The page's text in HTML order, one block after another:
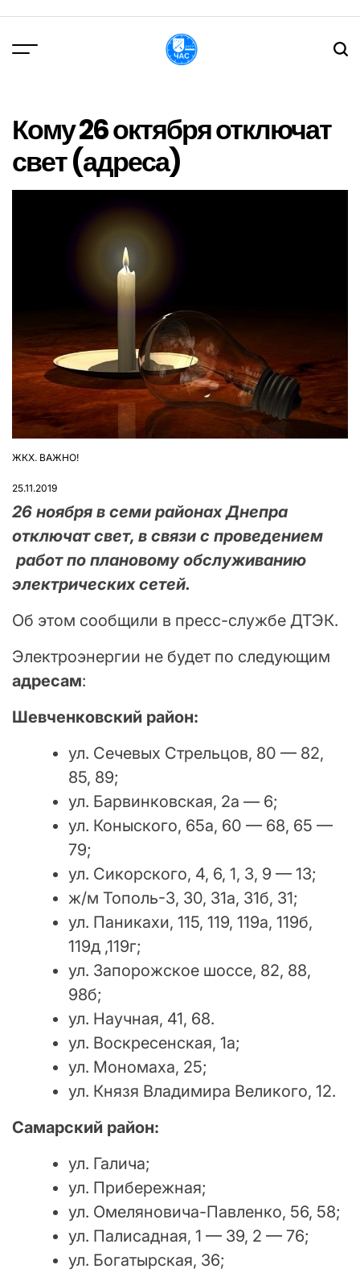
вмісту
Кому 26 октября отключат
свет (адреса)
ОПУБЛІКУВАТИ
ЖКХ. ВАЖНО!
25.11.2019
26 ноября в семи районах Днепра
отключат свет, в связи с проведением
работ по плановому обслуживанию
электрических сетей.
Об этом сообщили в пресс-службе ДТЭК.
Электроэнергии не будет по следующим
адресам:
Шевченковский район:
ул. Сечевых Стрельцов, 80 — 82,
85, 89;
ул. Барвинковская, 2а — 6;
ул. Коныского, 65а, 60 — 68, 65 —
79;
ул. Сикорского, 4, 6, 1, 3, 9 — 13;
ж/м Тополь-3, 30, 31а, 31б, 31;
ул. Паникахи, 115, 119, 119а, 119б,
119д ,119г;
ул. Запорожское шоссе, 82, 88,
98б;
ул. Научная, 41, 68.
ул. Воскресенская, 1а;
ул. Мономаха, 25;
ул. Князя Владимира Великого, 12.
Самарский район:
ул. Галича;
ул. Прибережная;
ул. Омеляновича-Павленко, 56, 58;
ул. Палисадная, 1 — 39, 2 — 76;
ул. Богатырская, 36;